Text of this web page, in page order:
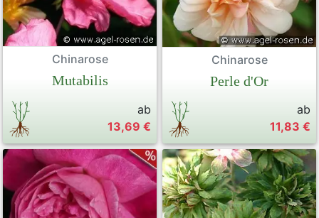
Chinarose
Mutabilis
ab
13,69 €
Chinarose
Perle d'Or
ab
11,83 €